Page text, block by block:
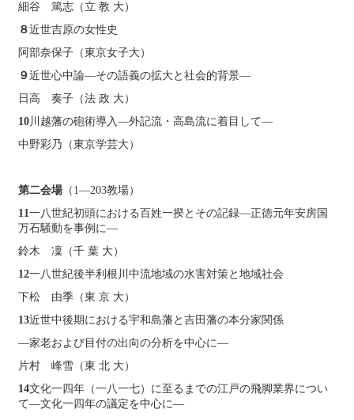
細谷 篤志（立 教 大）
８近世吉原の女性史
阿部奈保子（東京女子大）
９ 近世心中論―その語義の拡大と社会的背景―
日高 奏子（法 政 大）
10川越藩の砲術導入―外記流・高島流に着目して―
中野彩乃（東京学芸大）
第二会場（1―203教場）
11一八世紀初頭における百姓一揆とその記録―正徳元年安房国
万石騒動を事例に―
鈴木 凜（千 葉 大）
12一八世紀後半利根川中流地域の水害対策と地域社会
下松 由季（東 京 大）
13近世中後期における宇和島藩と吉田藩の本分家関係
―家老および目付の出向の分析を中心に―
片村 峰雪（東 北 大）
14文化一四年（一八一七）に至るまでの江戸の飛脚業界につい
て―文化一四年の議定を中心に―